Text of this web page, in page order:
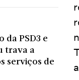
da PSD3 e
trava a
serviços de